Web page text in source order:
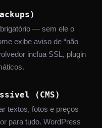
— sem ele o
exibe aviso de “não
inclua SSL, plugin
(CMS)
textos, fotos e preços
para tudo. WordPress